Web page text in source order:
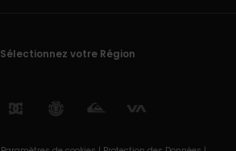
Sélectionnez votre Région